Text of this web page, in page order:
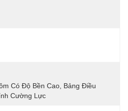
Có Độ Bền Cao, Bảng Điều
Cường Lực